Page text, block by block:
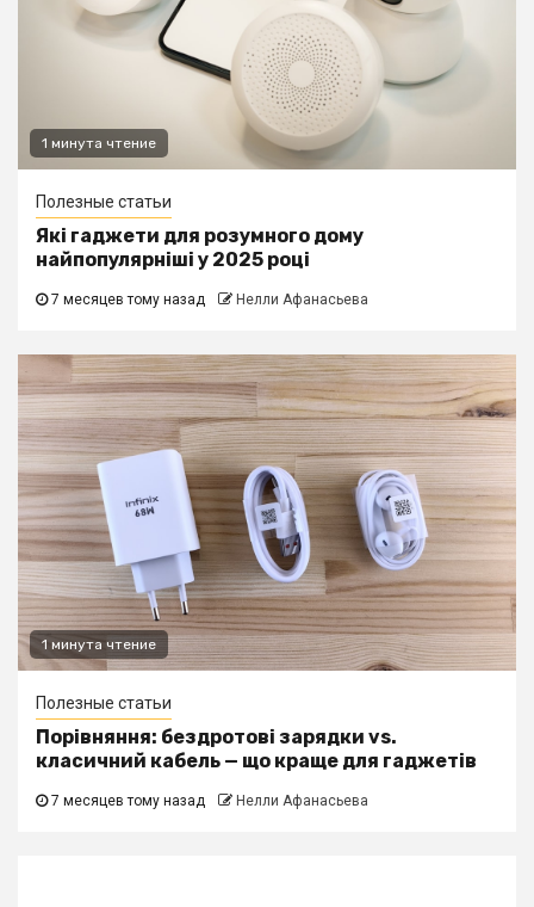
1 минута чтение
Полезные статьи
Які гаджети для розумного дому
найпопулярніші у 2025 році
7 месяцев тому назад Нелли Афанасьева
1 минута чтение
Полезные статьи
Порівняння: бездротові зарядки vs.
класичний кабель — що краще для гаджетів
7 месяцев тому назад Нелли Афанасьева